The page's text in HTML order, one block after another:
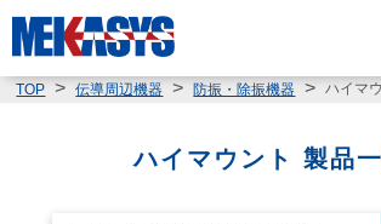
TOP 伝導周辺機器 防振・除振機器 ハイマ
ハイマウント 製品